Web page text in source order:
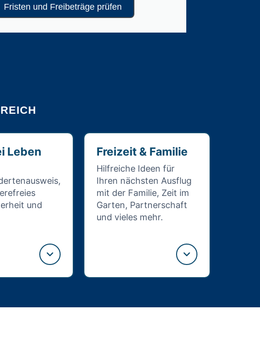
Fristen und Freibeträge prüfen
Leben
und
Freizeit & Familie
Hilfreiche Ideen für
Ihren nächsten Ausflug
mit der Familie, Zeit im
Garten, Partnerschaft
und vieles mehr.